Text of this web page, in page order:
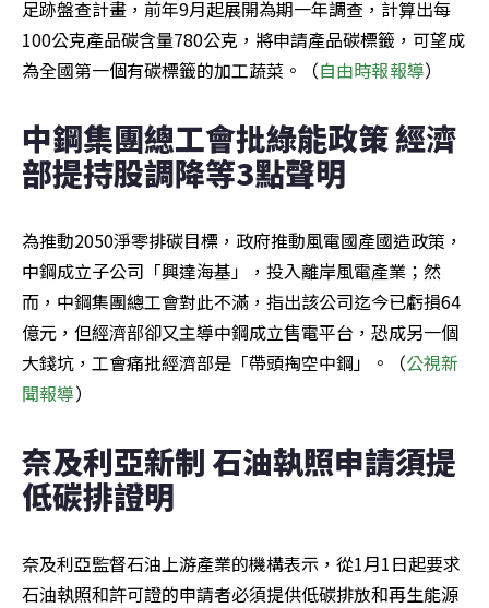
足跡盤查計畫，前年9月起展開為期一年調查，計算出每
100公克產品碳含量780公克，將申請產品碳標籤，可望成
為全國第一個有碳標籤的加工蔬菜。（自由時報報導）
中鋼集團總工會批綠能政策 經濟
部提持股調降等3點聲明
為推動2050淨零排碳目標，政府推動風電國產國造政策，
中鋼成立子公司「興達海基」，投入離岸風電產業；然
而，中鋼集團總工會對此不滿，指出該公司迄今已虧損64
億元，但經濟部卻又主導中鋼成立售電平台，恐成另一個
大錢坑，工會痛批經濟部是「帶頭掏空中鋼」。（公視新
聞報導）
奈及利亞新制 石油執照申請須提
低碳排證明
奈及利亞監督石油上游產業的機構表示，從1月1日起要求
石油執照和許可證的申請者必須提供低碳排放和再生能源